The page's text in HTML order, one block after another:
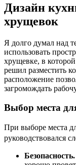
Дизайн
хрущевок
Я долго думал над
использовать
хрущевке, в
решил разместить
расположение
загромождать
Выбор места
При выборе места
руководствовался
Безопасность.